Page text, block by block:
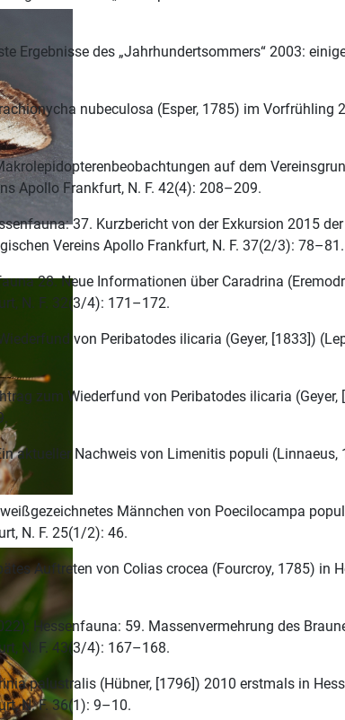
Ergebnisse des „Jahrhundertsommers“ 2003:
nubeculosa (Esper, 1785) im
auf dem
Apollo Frankfurt, N. F. 42(4): 208–209.
37. Kurzbericht von der Exkursion 2015
Vereins Apollo Frankfurt, N. F. 37(2/3): 78–81.
28. Neue Informationen über Caradrina
N. F. 32(3/4): 171–172.
von Peribatodes ilicaria (Geyer, [1833])
zum Wiederfund von Peribatodes ilicaria
aktueller Nachweis von Limenitis populi
Männchen von Poecilocampa
N. F. 25(1/2): 46.
Auftreten von Colias crocea (Fourcroy, 1785)
Hessenfauna: 59. Massenvermehrung des
N. F. 43(3/4): 167–168.
palustralis (Hübner, [1796]) 2010 erstmals in
N. F. 36(1): 9–10.